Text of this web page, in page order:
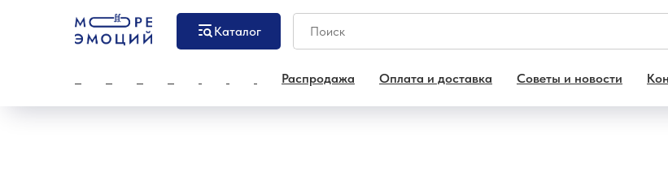
Каталог
Распродажа Оплата и доставка Советы и новости